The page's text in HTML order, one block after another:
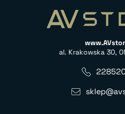
al. Krakowska 30,